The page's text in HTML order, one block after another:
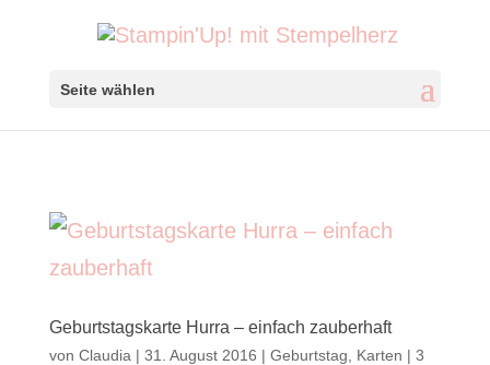
Seite wählen
Geburtstagskarte Hurra – einfach zauberhaft
von Claudia | 31. August 2016 | Geburtstag Karten | 3